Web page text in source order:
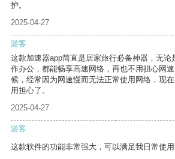
护。
2025-04-27
游客
这款加速器app简直是居家旅行必备神器，无论
作办公，都能畅享高速网络，再也不用担心网
候，经常因为网速慢而无法正常使用网络，现
用担心了。
2025-04-27
游客
这款软件的功能非常强大，可以满足我日常使用